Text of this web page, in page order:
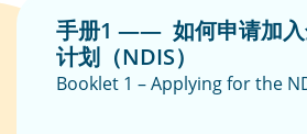
手册1 —— 如何申请加入
计划（NDIS）
Booklet 1 – Applying for the